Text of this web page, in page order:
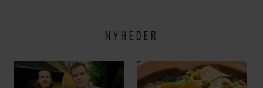
NYHEDER